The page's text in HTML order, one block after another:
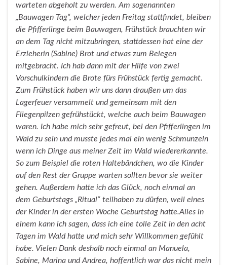
warteten abgeholt zu werden. Am sogenannten
„Bauwagen Tag“, welcher jeden Freitag stattfindet, bleiben
die Pfifferlinge beim Bauwagen, Frühstück brauchten wir
an dem Tag nicht mitzubringen, stattdessen hat eine der
Erzieherin (Sabine) Brot und etwas zum Belegen
mitgebracht. Ich hab dann mit der Hilfe von zwei
Vorschulkindern die Brote fürs Frühstück fertig gemacht.
Zum Frühstück haben wir uns dann draußen um das
Lagerfeuer versammelt und gemeinsam mit den
Fliegenpilzen gefrühstückt, welche auch beim Bauwagen
waren. Ich habe mich sehr gefreut, bei den Pfifferlingen im
Wald zu sein und musste jedes mal ein wenig Schmunzeln
wenn ich Dinge aus meiner Zeit im Wald wiedererkannte.
So zum Beispiel die roten Haltebändchen, wo die Kinder
auf den Rest der Gruppe warten sollten bevor sie weiter
gehen. Außerdem hatte ich das Glück, noch einmal an
dem Geburtstags „Ritual“ teilhaben zu dürfen, weil eines
der Kinder in der ersten Woche Geburtstag hatte.Alles in
einem kann ich sagen, dass ich eine tolle Zeit in den acht
Tagen im Wald hatte und mich sehr Willkommen gefühlt
habe. Vielen Dank deshalb noch einmal an Manuela,
Sabine, Marina und Andrea, hoffentlich war das nicht mein